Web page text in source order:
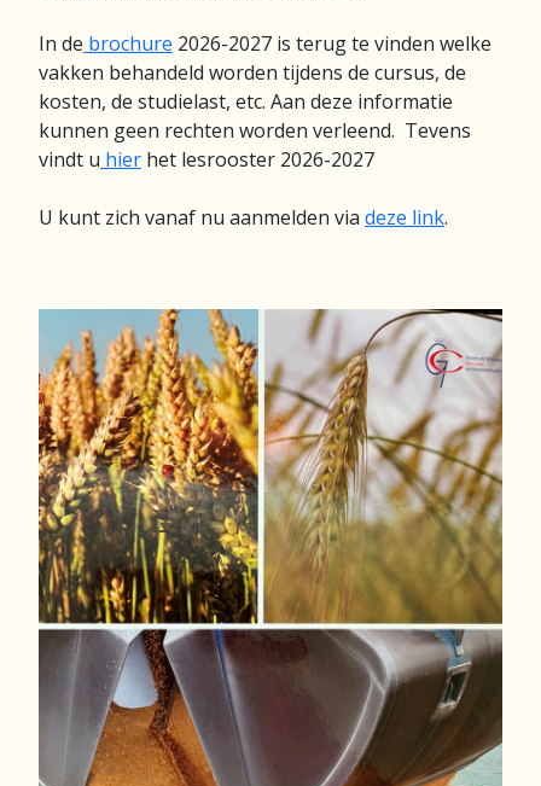
In de brochure 2026-2027 is terug te vinden welke
vakken behandeld worden tijdens de cursus, de
kosten, de studielast, etc. Aan deze informatie
kunnen geen rechten worden verleend. Tevens
vindt u hier het lesrooster 2026-2027
U kunt zich vanaf nu aanmelden via deze link.